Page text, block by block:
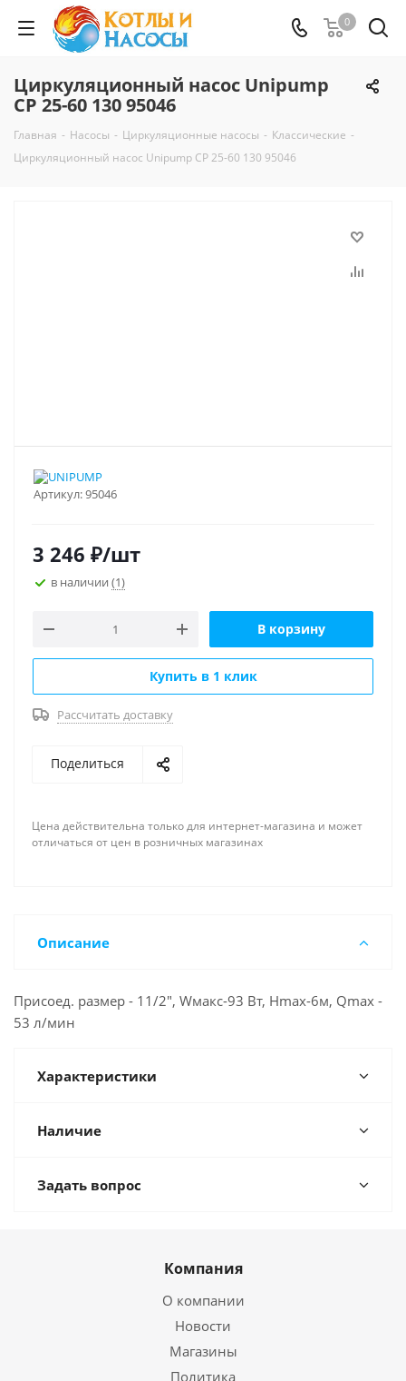
0
Циркуляционный насос Unipump
CP 25-60 130 95046
Главная - Насосы - Циркуляционные насосы - Классические -
Циркуляционный насос Unipump CP 25-60 130 95046
Артикул:95046
3 246 ₽/шт
в наличии (1)
В корзину
Купить в 1 клик
Рассчитать доставку
Поделиться
Цена действительна только для интернет-магазина и может
отличаться от цен в розничных магазинах
Описание
Присоед. размер - 11/2", Wмакс-93 Вт, Нmax-6м, Qmax -
53 л/мин
Характеристики
Наличие
Задать вопрос
Компания
О компании
Новости
Магазины
Политика